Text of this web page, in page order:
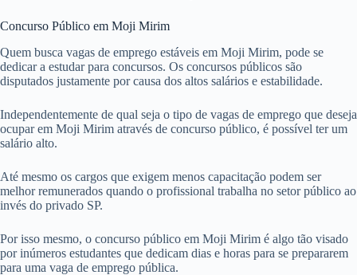
Concurso Público em Moji Mirim
Quem busca vagas de emprego estáveis em Moji Mirim, pode se
dedicar a estudar para concursos. Os concursos públicos são
disputados justamente por causa dos altos salários e estabilidade.
Independentemente de qual seja o tipo de vagas de emprego que deseja
ocupar em Moji Mirim através de concurso público, é possível ter um
salário alto.
Até mesmo os cargos que exigem menos capacitação podem ser
melhor remunerados quando o profissional trabalha no setor público ao
invés do privado SP.
Por isso mesmo, o concurso público em Moji Mirim é algo tão visado
por inúmeros estudantes que dedicam dias e horas para se prepararem
para uma vaga de emprego pública.